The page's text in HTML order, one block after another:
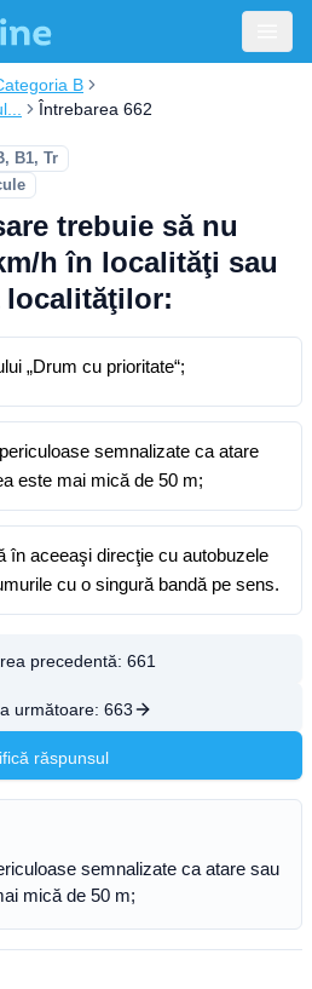
B
Întrebarea 662
B1, Tr
trebuie să nu
h în localităţi sau
localităţilor:
„Drum cu prioritate“;
semnalizate ca atare
este mai mică de 50 m;
în aceeaşi direcţie cu autobuzele
cu o singură bandă pe sens.
precedentă: 661
următoare: 663
răspunsul
semnalizate ca atare sau
mică de 50 m;